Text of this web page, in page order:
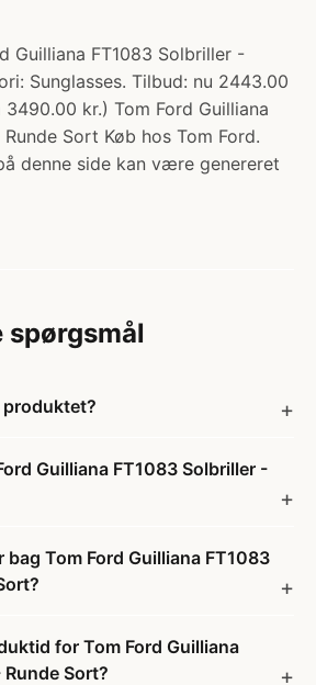
Guilliana FT1083 Solbriller -
Sunglasses. Tilbud: nu 2443.00
kr.) Tom Ford Guilliana
Sort Køb hos Tom Ford.
denne side kan være genereret
spørgsmål
produktet?
Guilliana FT1083 Solbriller -
Tom Ford Guilliana FT1083
for Tom Ford Guilliana
Sort?